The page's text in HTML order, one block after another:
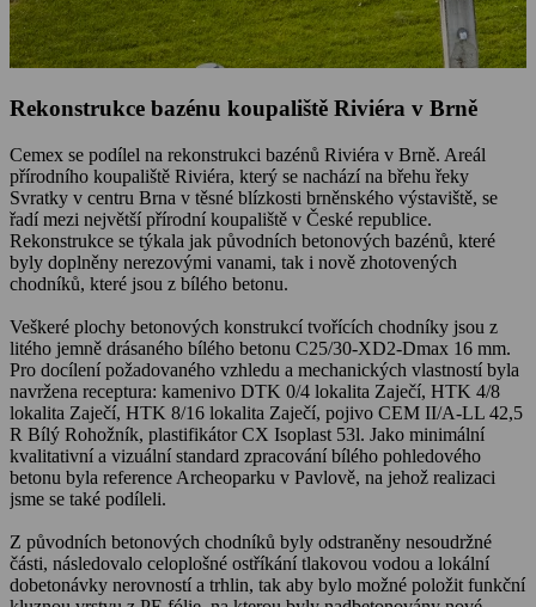
Rekonstrukce bazénu koupaliště Riviéra v Brně
Cemex se podílel na rekonstrukci bazénů Riviéra v Brně. Areál
přírodního koupaliště Riviéra, který se nachází na břehu řeky
Svratky v centru Brna v těsné blízkosti brněnského výstaviště, se
řadí mezi největší přírodní koupaliště v České republice.
Rekonstrukce se týkala jak původních betonových bazénů, které
byly doplněny nerezovými vanami, tak i nově zhotovených
chodníků, které jsou z bílého betonu.
Veškeré plochy betonových konstrukcí tvořících chodníky jsou z
litého jemně drásaného bílého betonu C25/30-XD2-Dmax 16 mm.
Pro docílení požadovaného vzhledu a mechanických vlastností byla
navržena receptura: kamenivo DTK 0/4 lokalita Zaječí, HTK 4/8
lokalita Zaječí, HTK 8/16 lokalita Zaječí, pojivo CEM II/A-LL 42,5
R Bílý Rohožník, plastifikátor CX Isoplast 53l. Jako minimální
kvalitativní a vizuální standard zpracování bílého pohledového
betonu byla reference Archeoparku v Pavlově, na jehož realizaci
jsme se také podíleli.
Z původních betonových chodníků byly odstraněny nesoudržné
části, následovalo celoplošné ostříkání tlakovou vodou a lokální
dobetonávky nerovností a trhlin, tak aby bylo možné položit funkční